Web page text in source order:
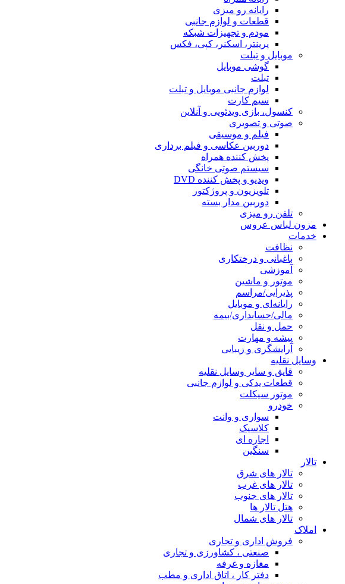
رایانه رو میزی
قطعات و لوازم جانبی
مودم و تجهیزات شبکه
پرینتر، اسکنر، کپی، فکس
موبایل و تبلت
گوشی موبایل
تبلت
لوازم جانبی موبایل و تبلت
سیم کارت
کنسول، بازی‌ ویدئویی و آنلاین
صوتی و تصویری
فیلم و موسیقی
دوربین عکاسی و فیلم برداری
پخش کننده همراه
سیستم صوتی خانگی
ویدیو و پخش کننده DVD
تلویزیون و پروژکتور
دوربین مدار بسته
تلفن رو میزی
مزون لباس عروس
خدمات
نظافت
باغبانی و درختکاری
آموزشی
موتور و ماشین
پذیرایی/مراسم
رایانه‌ای و موبایل
مالی/حسابداری/بیمه
حمل و نقل
پیشه و مهارت
آرایشگری و زیبایی
وسایل نقلیه
قایق و سایر وسایل نقلیه
قطعات یدکی و لوازم جانبی
موتور سیکلت
خودرو
سواری و وانت
کلاسیک
اجاره ای
سنگین
تالار
تالار های شرق
تالار های غرب
تالار های جنوب
هتل تالار ها
تالار های شمال
املاک
فروش اداری و تجاری
صنعتی ، کشاورزی و تجاری
مغازه و غرفه
دفتر کار ، اتاق اداری و مطب